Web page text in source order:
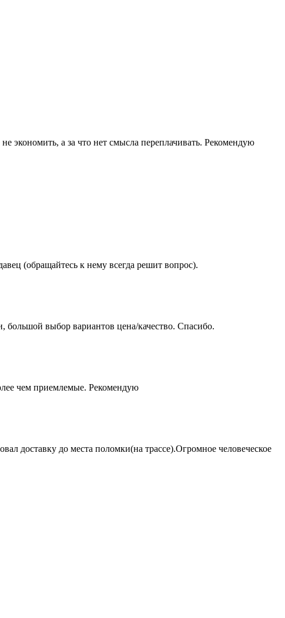
экономить, а за что нет смысла переплачивать. Рекомендую
(обращайтесь к нему всегда решит вопрос).
большой выбор вариантов цена/качество. Спасибо.
чем приемлемые. Рекомендую
доставку до места поломки(на трассе).Огромное человеческое